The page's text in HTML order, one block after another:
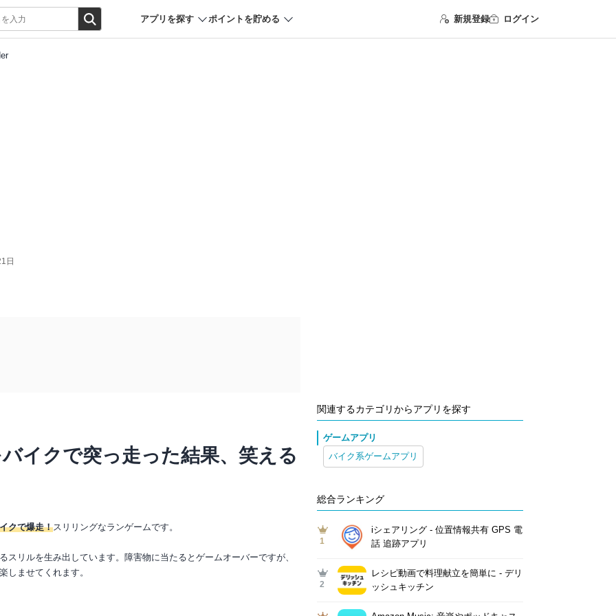
アプリを探す ポイントを貯める 新規登録 ログイン
日
イクで突っ走った結果、笑える
クで爆走！スリリングなランゲームです。
リルを生み出しています。障害物に当たるとゲームオーバーですが、
しませてくれます。
関連するカテゴリからアプリを探す
ゲームアプリ
バイク系ゲームアプリ
総合ランキング
1
iシェアリング - 位置情報共有 GPS 電
話 追跡アプリ
2
レシピ動画で料理献立を簡単‪に - デリ
ッシュキッチン